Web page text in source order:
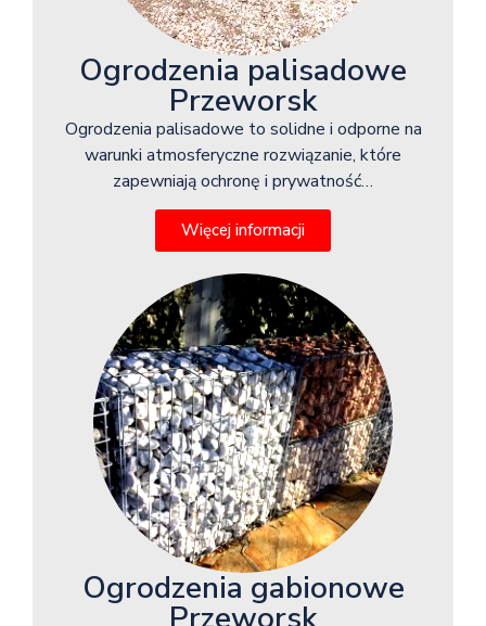
Ogrodzenia palisadowe
Przeworsk
Ogrodzenia palisadowe to solidne i odporne na
warunki atmosferyczne rozwiązanie, które
zapewniają ochronę i prywatność…
Więcej informacji
Ogrodzenia gabionowe